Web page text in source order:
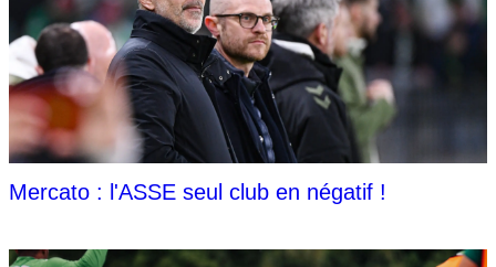
Mercato : l'ASSE seul club en négatif !